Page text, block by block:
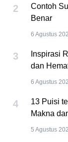
2
Contoh
Benar
6 Agustus
3
Inspirasi
dan
6 Agustus
4
13 Puisi
Makna
5 Agustus